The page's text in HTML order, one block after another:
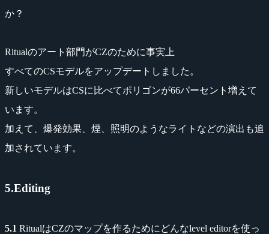
か？
Ritualのアート部門がCZのために事実上
すべてのCSモデルをアップデートしました。
新しいモデルはCSに比べてポリゴンが66パーセント増えて
います。
加えて、爆発効果、煙、照明のようなライトなどの演出も追
加されています。
5.Editing
5.1 RitualはCZのマップを作るためにどんなlevel editorを使っ